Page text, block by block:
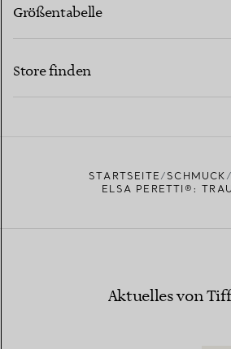
Größentabelle
Store finden
STARTSEITE SCHMUCK
ELSA PERETTI®:
Aktuelles von